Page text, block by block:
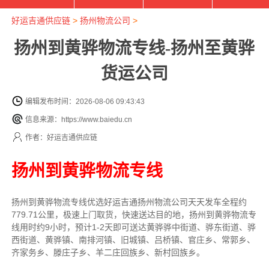
好运吉通供应链> 扬州物流公司 >
扬州到黄骅物流专线-扬州至黄骅
货运公司
编辑发布时间：2026-08-06 09:43:43
信息来源：https://www.baiedu.cn
作者：好运吉通供应链
扬州到黄骅物流专线
扬州到黄骅物流专线优选好运吉通扬州物流公司天天发车全程约
779.71公里， 极速上门取货，快速送达目的地，扬州到黄骅物流专
线用时约9小时，预计1-2天即可送达黄骅骅中街道、骅东街道、骅
西街道、黄骅镇、南排河镇、旧城镇、吕桥镇、官庄乡、常郭乡、
齐家务乡、滕庄子乡、羊二庄回族乡、新村回族乡。